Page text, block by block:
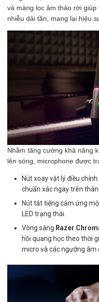
và màng lọc âm tháo rời
nhiễu dải tần, mang lại hiệu
Nhằm tăng cường khả năng
lên sóng, microphone được
Nút xoay vật lý điều
chuẩn xác ngay trên thân
Nút tắt tiếng cảm ứng
LED trạng thái.
Vòng sáng Razer
hồi quang học theo thời
micro và các ngưỡng âm